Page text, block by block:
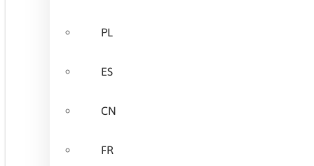
PL
ES
CN
FR